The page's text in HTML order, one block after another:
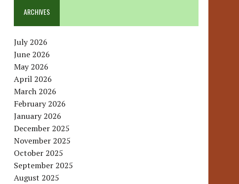
ARCHIVES
July 2026
June 2026
May 2026
April 2026
March 2026
February 2026
January 2026
December 2025
November 2025
October 2025
September 2025
August 2025